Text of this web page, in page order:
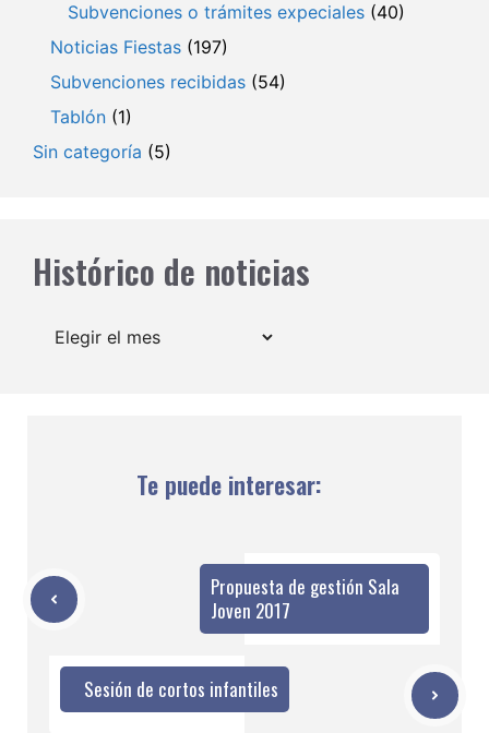
Subvenciones o trámites expeciales (40)
Noticias Fiestas (197)
Subvenciones recibidas (54)
Tablón (1)
Sin categoría (5)
Histórico de noticias
Archivos
Te puede interesar:
Propuesta de gestión Sala
Joven 2017
Sesión de cortos infantiles